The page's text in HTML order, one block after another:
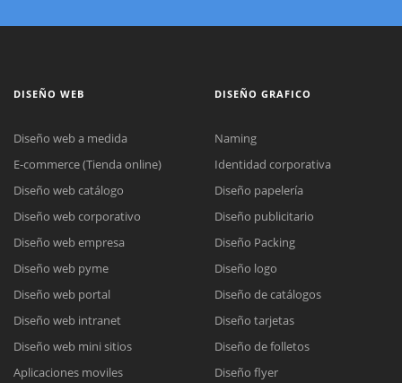
DISEÑO WEB
Diseño web a medida
E-commerce (Tienda online)
Diseño web catálogo
Diseño web corporativo
Diseño web empresa
Diseño web pyme
Diseño web portal
Diseño web intranet
Diseño web mini sitios
Aplicaciones moviles
DISEÑO GRAFICO
Naming
Identidad corporativa
Diseño papelería
Diseño publicitario
Diseño Packing
Diseño logo
Diseño de catálogos
Diseño tarjetas
Diseño de folletos
Diseño flyer